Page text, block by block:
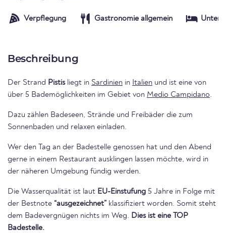
Verpflegung Gastronomie allgemein
Beschreibung
Der Strand Pistisliegt in Sardinien in Italien und ist eine von
über 5 Bademöglichkeiten im Gebiet von Medio Campidano.
Dazu zählen Badeseen, Strände und Freibäder die zum
Sonnenbaden und relaxen einladen.
Wer den Tag an der Badestelle genossen hat und den Abend
gerne in einem Restaurant ausklingen lassen möchte, wird in
der näheren Umgebung fündig werden.
Die Wasserqualität ist laut EU-Einstufung 5 Jahre in Folge mit
der Bestnote “ausgezeichnet”
dem Badevergnügen nichts im Weg. Dies ist eine TOP
Badestelle.